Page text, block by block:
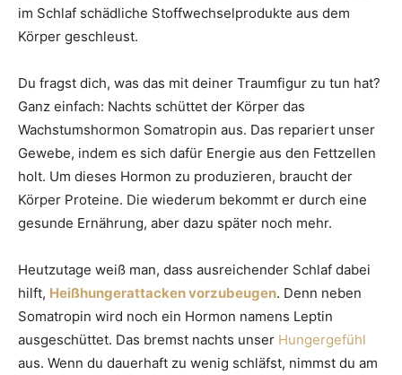
im Schlaf schädliche Stoffwechselprodukte aus dem
Körper geschleust.
Du fragst dich, was das mit deiner Traumfigur zu tun hat?
Ganz einfach: Nachts schüttet der Körper das
Wachstumshormon Somatropin aus. Das repariert unser
Gewebe, indem es sich dafür Energie aus den Fettzellen
holt. Um dieses Hormon zu produzieren, braucht der
Körper Proteine. Die wiederum bekommt er durch eine
gesunde Ernährung, aber dazu später noch mehr.
Heutzutage weiß man, dass ausreichender Schlaf dabei
hilft, Heißhungerattacken vorzubeugen. Denn neben
Somatropin wird noch ein Hormon namens Leptin
ausgeschüttet. Das bremst nachts unser Hungergefühl
aus. Wenn du dauerhaft zu wenig schläfst, nimmst du am